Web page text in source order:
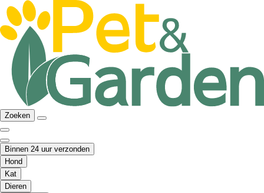
Zoeken
Binnen 24 uur verzonden
Hond
Kat
Dieren